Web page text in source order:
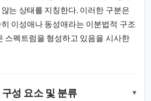
는 상태를 지칭한다. 이러한 구분은
이성애나 동성애라는 이분법적 구조
스펙트럼을 형성하고 있음을 시사한
성 요소 및 분류 ▾